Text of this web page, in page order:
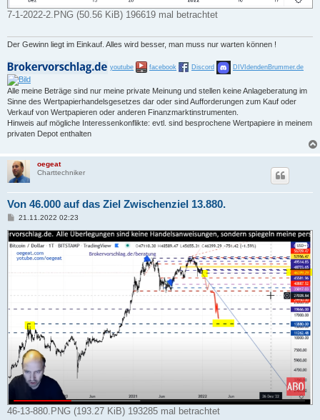
7-1-2022-2.PNG (50.56 KiB) 196619 mal betrachtet
Der Gewinn liegt im Einkauf. Alles wird besser, man muss nur warten können !
youtube facebook Discord DIVIdendenBrummer.de
Alle meine Beträge sind nur meine private Meinung und stellen keine Anlageberatung im
Sinne des Wertpapierhandelsgesetzes dar oder sind Aufforderungen zum Kauf oder
Verkauf von Wertpapieren oder anderen Finanzmarktinstrumenten.
Hinweis auf mögliche Interessenkonflikte: evtl. sind besprochene Wertpapiere in meinem
privaten Depot enthalten
oegeat
Charttechniker
Von 46.000 auf das Ziel Zwischenziel 13.880.
B
i
t
r
a
21.11.2022 02:23
46-13-880.PNG (193.27 KiB) 193285 mal betrachtet